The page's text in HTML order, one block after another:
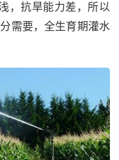
，抗旱能力差，所以
需要，全生育期灌水